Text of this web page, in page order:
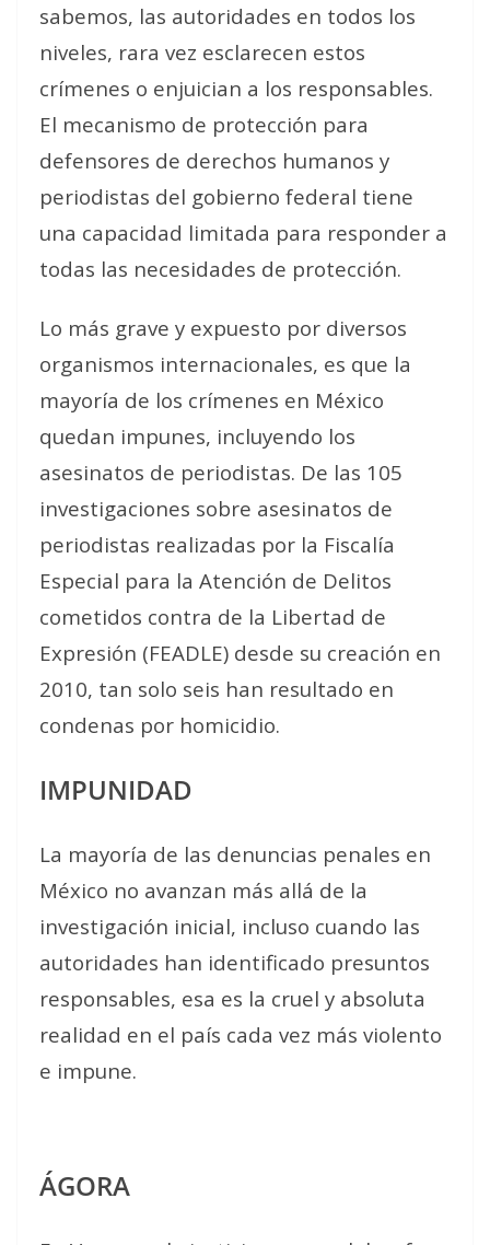
sabemos, las autoridades en todos los
niveles, rara vez esclarecen estos
crímenes o enjuician a los responsables.
El mecanismo de protección para
defensores de derechos humanos y
periodistas del gobierno federal tiene
una capacidad limitada para responder a
todas las necesidades de protección.
Lo más grave y expuesto por diversos
organismos internacionales, es que la
mayoría de los crímenes en México
quedan impunes, incluyendo los
asesinatos de periodistas. De las 105
investigaciones sobre asesinatos de
periodistas realizadas por la Fiscalía
Especial para la Atención de Delitos
cometidos contra de la Libertad de
Expresión (FEADLE) desde su creación en
2010, tan solo seis han resultado en
condenas por homicidio.
IMPUNIDAD
La mayoría de las denuncias penales en
México no avanzan más allá de la
investigación inicial, incluso cuando las
autoridades han identificado presuntos
responsables, esa es la cruel y absoluta
realidad en el país cada vez más violento
e impune.
ÁGORA